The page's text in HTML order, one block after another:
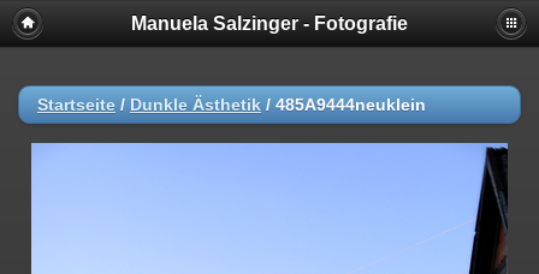
Manuela Salzinger - Fotografie
Startseite / Dunkle Ästhetik / 485A9444neuklein